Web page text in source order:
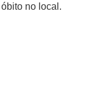
no local.